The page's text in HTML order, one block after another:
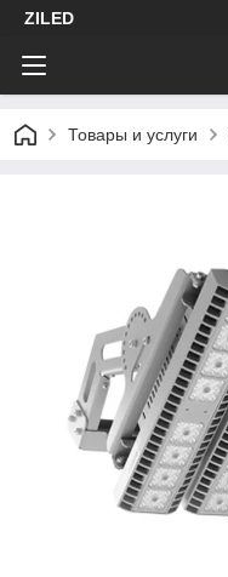
ZILED
Товары и услуги